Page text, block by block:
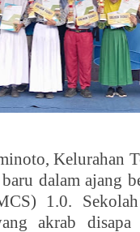
Kelurahan
dalam ajang
1.0. Sekolah
akrab disapa